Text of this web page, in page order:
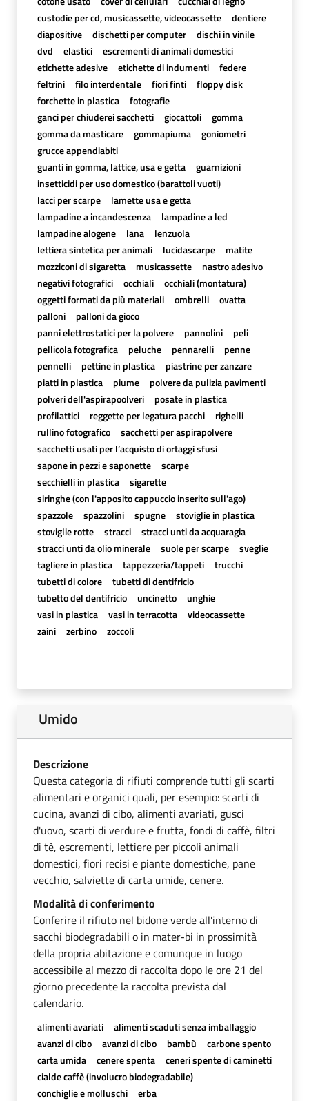
custodie per cd, musicassette, videocassette
dentiere
diapositive
dischetti per computer
dischi in vinile
dvd
elastici
escrementi di animali domestici
etichette adesive
etichette di indumenti
federe
feltrini
filo interdentale fiori finti
floppy disk
forchette in plastica
fotografie
ganci per chiuderei sacchetti
giocattoli
gomma
gomma da masticare
gommapiuma
goniometri
grucce appendiabiti
guanti in gomma, lattice, usa e getta
guarnizioni
insetticidi per uso domestico (barattoli vuoti)
lacci per scarpe
lamette usa e getta
lampadine a incandescenza
lampadine a led
lampadine alogene
lana
lenzuola
lettiera sintetica per animali
lucidascarpe
matite
mozziconi di sigaretta
musicassette
nastro adesivo
negativi fotografici
occhiali
occhiali (montatura)
oggetti formati da più materiali
ombrelli
ovatta
palloni
palloni da gioco
panni elettrostatici per la polvere
pannolini
peli
pellicola fotografica
peluche pennarelli
penne
pennelli
pettine in plastica
piastrine per zanzare
piatti in plastica
piume
polvere da pulizia pavimenti
polveri dell'aspirapoolveri
posate in plastica
profilattici
reggette per legatura pacchi
righelli
rullino fotografico
sacchetti per aspirapolvere
sacchetti usati per l’acquisto di ortaggi sfusi
sapone in pezzi e saponette
scarpe
secchielli in plastica
sigarette
siringhe (con l'apposito cappuccio inserito sull'ago)
spazzole
spazzolini spugne
stoviglie in plastica
stoviglie rotte
stracci
stracci unti da acquaragia
stracci unti da olio minerale
suole per scarpe
sveglie
tagliere in plastica
tappezzeria/tappeti
trucchi
tubetti di colore
tubetti di dentifricio
tubetto del dentifricio
uncinetto
unghie
vasi in plastica
vasi in terracotta
videocassette
zaini
zerbino zoccoli
Umido
Descrizione
Questa categoria di rifiuti comprende tutti gli scarti
alimentari e organici quali, per esempio: scarti di
cucina, avanzi di cibo, alimenti avariati, gusci
d'uovo, scarti di verdure e frutta, fondi di caffè, filtri
di tè, escrementi, lettiere per piccoli animali
domestici, fiori recisi e piante domestiche, pane
vecchio, salviette di carta umide, cenere.
Modalità di conferimento
Conferire il rifiuto nel bidone verde all'interno di
sacchi biodegradabili o in mater-bi in prossimità
della propria abitazione e comunque in luogo
accessibile al mezzo di raccolta dopo le ore 21 del
giorno precedente la raccolta prevista dal
calendario.
alimenti avariati
alimenti scaduti senza imballaggio
avanzi di cibo
avanzi di cibo bambù
carbone spento
carta umida
cenere spenta
ceneri spente di caminetti
cialde caffè (involucro biodegradabile)
conchiglie e molluschi
erba